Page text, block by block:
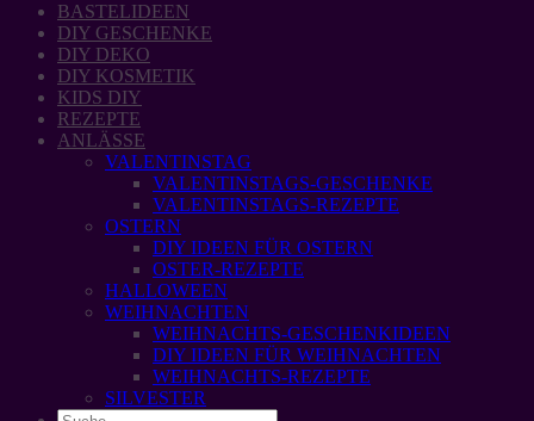
BASTELIDEEN
DIY GESCHENKE
DIY DEKO
DIY KOSMETIK
KIDS DIY
REZEPTE
ANLÄSSE
VALENTINSTAG
VALENTINSTAGS-GESCHENKE
VALENTINSTAGS-REZEPTE
OSTERN
DIY IDEEN FÜR OSTERN
OSTER-REZEPTE
HALLOWEEN
WEIHNACHTEN
WEIHNACHTS-GESCHENKIDEEN
DIY IDEEN FÜR WEIHNACHTEN
WEIHNACHTS-REZEPTE
SILVESTER